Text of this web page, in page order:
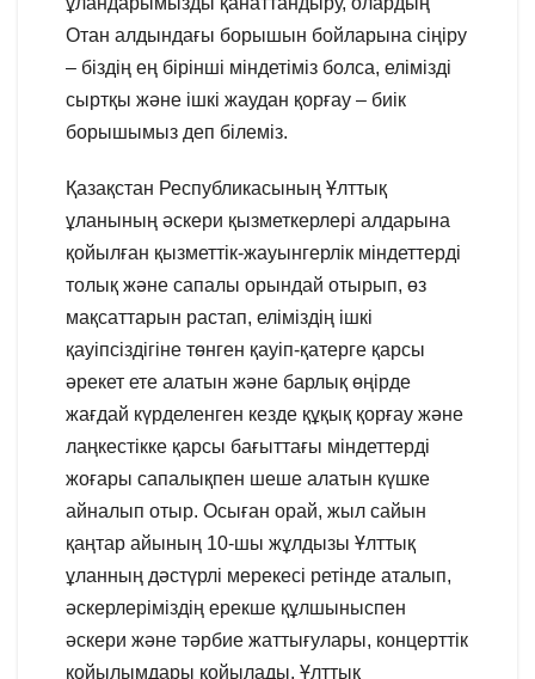
Отан алдындағы борышын бойларына сіңіру
– біздің ең бірінші міндетіміз болса, елімізді
сыртқы және ішкі жаудан қорғау – биік
борышымыз деп білеміз.
Қазақстан Республикасының Ұлттық
ұланының әскери қызметкерлері алдарына
қойылған қызметтік-жауынгерлік міндеттерді
толық және сапалы орындай отырып, өз
мақсаттарын растап, еліміздің ішкі
қауіпсіздігіне төнген қауіп-қатерге қарсы
әрекет ете алатын және барлық өңірде
жағдай күрделенген кезде құқық қорғау және
лаңкестікке қарсы бағыттағы міндеттерді
жоғары сапалықпен шеше алатын күшке
айналып отыр. Осыған орай, жыл сайын
қаңтар айының 10-шы жұлдызы Ұлттық
ұланның дәстүрлі мерекесі ретінде аталып,
әскерлеріміздің ерекше құлшыныспен
әскери және тәрбие жаттығулары, концерттік
қойылымдары қойылады. Ұлттық